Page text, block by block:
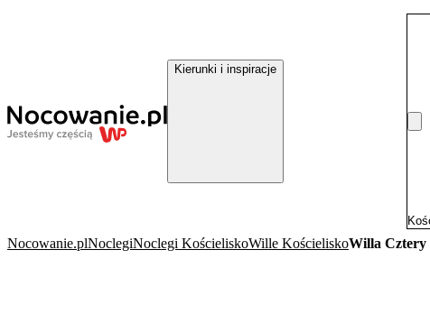
Kierunki i inspiracje
Nocowanie.plNoclegiNoclegi KościeliskoWille KościeliskoWilla Cztery